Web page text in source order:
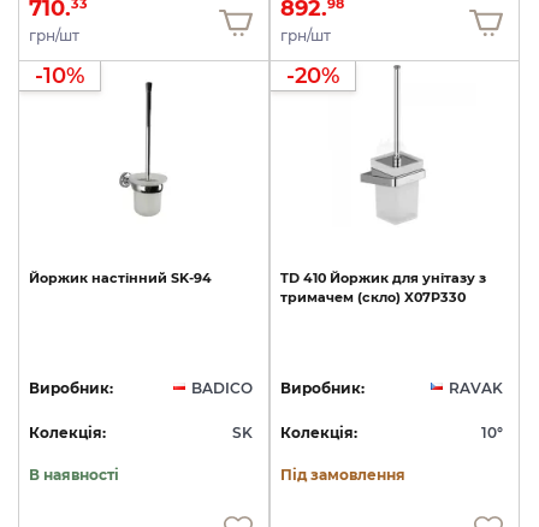
710.33
грн/шт
892.98
грн/шт
-10%
Йоржик настінний SK-94
Виробник: BADICO
Колекція: SK
В наявності
-20%
TD 410 Йоржик для унітазу з
тримачем (скло) X07P330
Виробник: RAVAK
Колекція: 10°
Під замовлення